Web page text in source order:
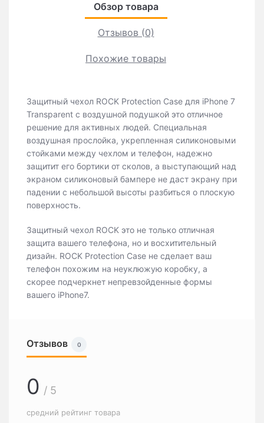
Обзор товара
Отзывов (0)
Похожие товары
Защитный чехол ROCK Protection Case для iPhone 7
Transparent с воздушной подушкой это отличное
решение для активных людей. Специальная
воздушная прослойка, укрепленная силиконовыми
стойками между чехлом и телефон, надежно
защитит его бортики от сколов, а выступающий над
экраном силиконовый бампере не даст экрану при
падении с небольшой высоты разбиться о плоскую
поверхность.
Защитный чехол ROCK это не только отличная
защита вашего телефона, но и восхитительный
дизайн. ROCK Protection Case не сделает ваш
телефон похожим на неуклюжую коробку, а
скорее подчеркнет непревзойденные формы
вашего iPhone7.
Отзывов 0
0 / 5
средний рейтинг товара